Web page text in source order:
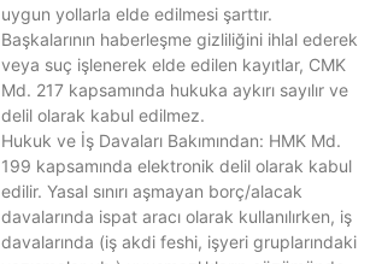
uygun yollarla elde edilmesi şarttır.
Başkalarının haberleşme gizliliğini ihlal ederek
veya suç işlenerek elde edilen kayıtlar, CMK
Md. 217 kapsamında hukuka aykırı sayılır ve
delil olarak kabul edilmez.
Hukuk ve İş Davaları Bakımından: HMK Md.
199 kapsamında elektronik delil olarak kabul
edilir. Yasal sınırı aşmayan borç/alacak
davalarında ispat aracı olarak kullanılırken, iş
davalarında (iş akdi feshi, işyeri gruplarındaki